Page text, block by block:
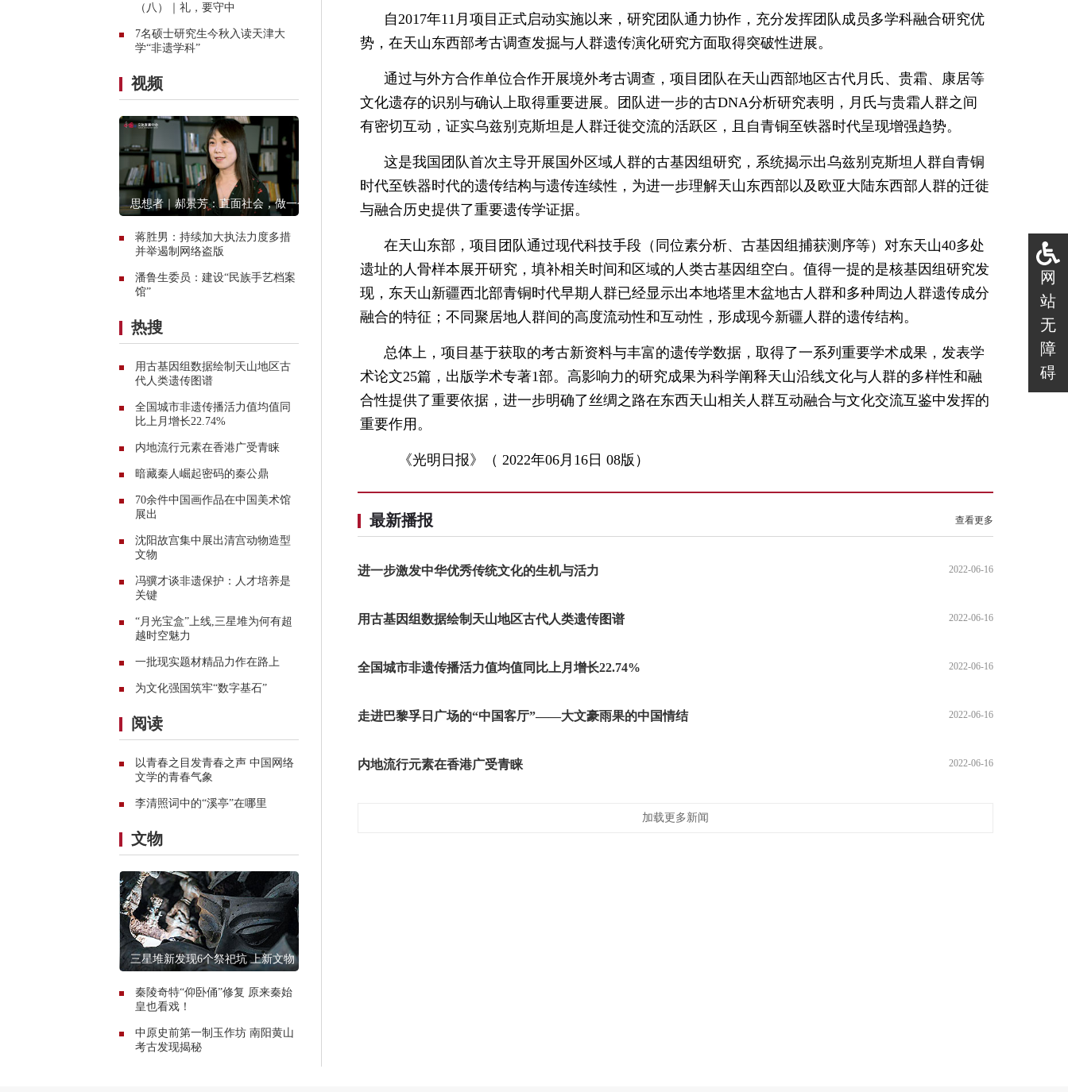
网
站
无
障
碍
（八）｜礼，要守中
7名硕士研究生今秋入读天津大
学“非遗学科”
视频
思想者｜郝景芳：直面社会，做一个
蒋胜男：持续加大执法力度多措
并举遏制网络盗版
潘鲁生委员：建设“民族手艺档案
馆”
热搜
用古基因组数据绘制天山地区古
代人类遗传图谱
全国城市非遗传播活力值均值同
比上月增长22.74%
内地流行元素在香港广受青睐
暗藏秦人崛起密码的秦公鼎
70余件中国画作品在中国美术馆
展出
沈阳故宫集中展出清宫动物造型
文物
冯骥才谈非遗保护：人才培养是
关键
“月光宝盒”上线,三星堆为何有超
越时空魅力
一批现实题材精品力作在路上
为文化强国筑牢“数字基石”
阅读
以青春之目发青春之声 中国网络
文学的青春气象
李清照词中的“溪亭”在哪里
文物
三星堆新发现6个祭祀坑 上新文物
秦陵奇特“仰卧俑”修复 原来秦始
皇也看戏！
中原史前第一制玉作坊 南阳黄山
考古发现揭秘
自2017年11月项目正式启动实施以来，研究团队通力协作，充分发挥团队成员多学科融合研究优
势，在天山东西部考古调查发掘与人群遗传演化研究方面取得突破性进展。
通过与外方合作单位合作开展境外考古调查，项目团队在天山西部地区古代月氏、贵霜、康居等
文化遗存的识别与确认上取得重要进展。团队进一步的古DNA分析研究表明，月氏与贵霜人群之间
有密切互动，证实乌兹别克斯坦是人群迁徙交流的活跃区，且自青铜至铁器时代呈现增强趋势。
这是我国团队首次主导开展国外区域人群的古基因组研究，系统揭示出乌兹别克斯坦人群自青铜
时代至铁器时代的遗传结构与遗传连续性，为进一步理解天山东西部以及欧亚大陆东西部人群的迁徙
与融合历史提供了重要遗传学证据。
在天山东部，项目团队通过现代科技手段（同位素分析、古基因组捕获测序等）对东天山40多处
遗址的人骨样本展开研究，填补相关时间和区域的人类古基因组空白。值得一提的是核基因组研究发
现，东天山新疆西北部青铜时代早期人群已经显示出本地塔里木盆地古人群和多种周边人群遗传成分
融合的特征；不同聚居地人群间的高度流动性和互动性，形成现今新疆人群的遗传结构。
总体上，项目基于获取的考古新资料与丰富的遗传学数据，取得了一系列重要学术成果，发表学
术论文25篇，出版学术专著1部。高影响力的研究成果为科学阐释天山沿线文化与人群的多样性和融
合性提供了重要依据，进一步明确了丝绸之路在东西天山相关人群互动融合与文化交流互鉴中发挥的
重要作用。
《光明日报》（ 2022年06月16日 08版）
最新播报 查看更多
进一步激发中华优秀传统文化的生机与活力 2022-06-16
用古基因组数据绘制天山地区古代人类遗传图谱 2022-06-16
全国城市非遗传播活力值均值同比上月增长22.74% 2022-06-16
走进巴黎孚日广场的“中国客厅”——大文豪雨果的中国情结 2022-06-16
内地流行元素在香港广受青睐 2022-06-16
加载更多新闻